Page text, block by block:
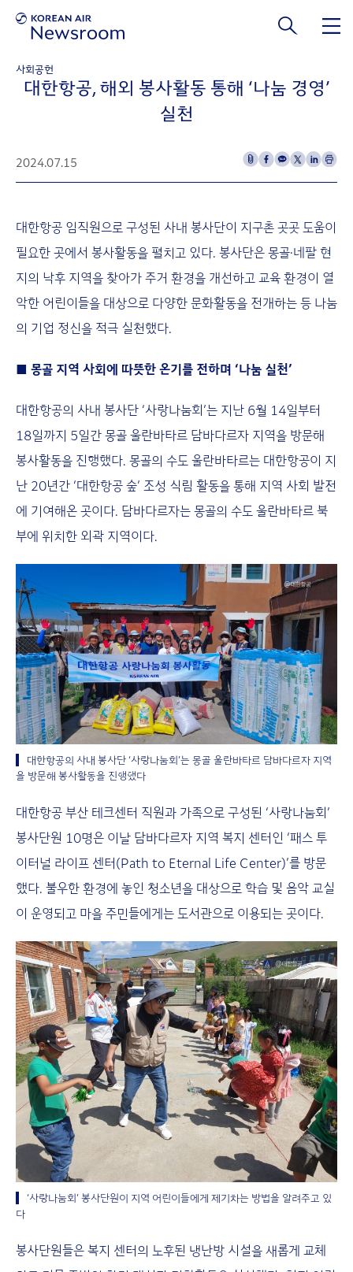
사회공헌
대한항공, 해외 봉사활동 통해 ‘나눔 경영’
실천
2024.07.15
대한항공 임직원으로 구성된 사내 봉사단이 지구촌 곳곳 도움이
필요한 곳에서 봉사활동을 펼치고 있다. 봉사단은 몽골·네팔 현
지의 낙후 지역을 찾아가 주거 환경을 개선하고 교육 환경이 열
악한 어린이들을 대상으로 다양한 문화활동을 전개하는 등 나눔
의 기업 정신을 적극 실천했다.
■ 몽골 지역 사회에 따뜻한 온기를 전하며 ‘나눔 실천’
대한항공의 사내 봉사단 ‘사랑나눔회’는 지난 6월 14일부터
18일까지 5일간 몽골 울란바타르 담바다르자 지역을 방문해
봉사활동을 진행했다. 몽골의 수도 울란바타르는 대한항공이 지
난 20년간 ‘대한항공 숲’ 조성 식림 활동을 통해 지역 사회 발전
에 기여해온 곳이다. 담바다르자는 몽골의 수도 울란바타르 북
부에 위치한 외곽 지역이다.
대한항공의 사내 봉사단 ‘사랑나눔회’는 몽골 울란바타르 담바다르자 지역
을 방문해 봉사활동을 진행했다
대한항공 부산 테크센터 직원과 가족으로 구성된 ‘사랑나눔회’
봉사단원 10명은 이날 담바다르자 지역 복지 센터인 ‘패스 투
이터널 라이프 센터(Path to Eternal Life Center)’를 방문
했다. 불우한 환경에 놓인 청소년을 대상으로 학습 및 음악 교실
이 운영되고 마을 주민들에게는 도서관으로 이용되는 곳이다.
‘사랑나눔회’ 봉사단원이 지역 어린이들에게 제기차는 방법을 알려주고 있
다
봉사단원들은 복지 센터의 노후된 냉난방 시설을 새롭게 교체